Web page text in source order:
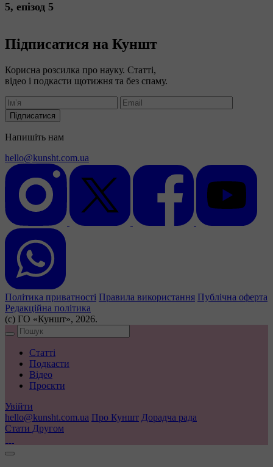
5, епізод 5
Підписатися на Куншт
Корисна розсилка про науку. Статті,
відео і подкасти щотижня та без спаму.
Підписатися
Напишіть нам
hello@kunsht.com.ua
Політика приватності Правила використання Публічна оферта
Редакційна політика
(с) ГО «Куншт», 2026.
Статті
Подкасти
Відео
Проєкти
Увійти
hello@kunsht.com.ua Про Куншт Дорадча рада
Стати Другом